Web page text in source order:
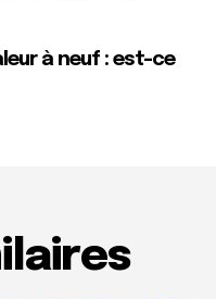
à neuf : est-ce